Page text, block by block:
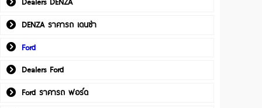
DENZA ราคารถ เดนซ่า
Ford
Dealers Ford
Ford ราคารถ ฟอร์ด